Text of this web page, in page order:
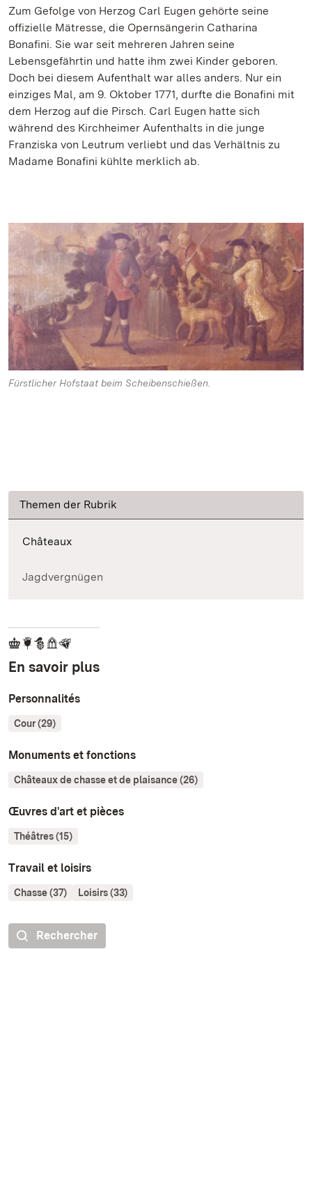
Zum Gefolge von Herzog Carl Eugen gehörte seine
offizielle Mätresse, die Opernsängerin Catharina
Bonafini. Sie war seit mehreren Jahren seine
Lebensgefährtin und hatte ihm zwei Kinder geboren.
Doch bei diesem Aufenthalt war alles anders. Nur ein
einziges Mal, am 9. Oktober 1771, durfte die Bonafini mit
dem Herzog auf die Pirsch. Carl Eugen hatte sich
während des Kirchheimer Aufenthalts in die junge
Franziska von Leutrum verliebt und das Verhältnis zu
Madame Bonafini kühlte merklich ab.
Fürstlicher Hofstaat beim Scheibenschießen.
Themen der Rubrik
Châteaux
Jagdvergnügen
En savoir plus
Personnalités
Cour (29)
Monuments et fonctions
Châteaux de chasse et de plaisance (26)
Œuvres d'art et pièces
Théâtres (15)
Travail et loisirs
Chasse (37) Loisirs (33)
Rechercher